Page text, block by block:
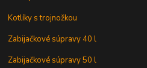
Kotlíky s trojnožkou
Zabijačkové súpravy 40 l
Zabijačkové súpravy 50 l